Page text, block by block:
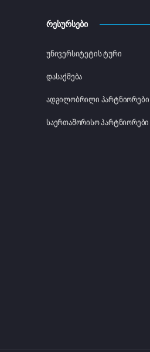
ᲠᲔᲡᲣᲠᲡᲔᲑᲘ
უნივერსიტეტის ტური
დასაქმება
ადგილობრილი პარტნიორები
საერთაშორისო პარტნიორები